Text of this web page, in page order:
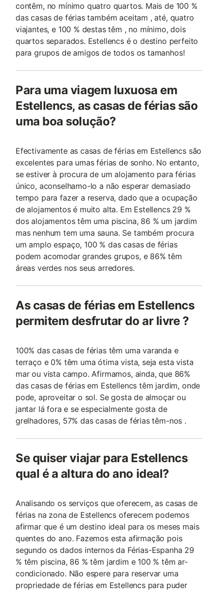
contêm, no mínimo quatro quartos. Mais de 100 %
das casas de férias também aceitam , até, quatro
viajantes, e 100 % destas têm , no mínimo, dois
quartos separados. Estellencs é o destino perfeito
para grupos de amigos de todos os tamanhos!
Para uma viagem luxuosa em
Estellencs, as casas de férias são
uma boa solução?
Efectivamente as casas de férias em Estellencs são
excelentes para umas férias de sonho. No entanto,
se estiver à procura de um alojamento para férias
único, aconselhamo-lo a não esperar demasiado
tempo para fazer a reserva, dado que a ocupação
de alojamentos é muito alta. Em Estellencs 29 %
dos alojamentos têm uma piscina, 86 % um jardim
mas nenhum tem uma sauna. Se também procura
um amplo espaço, 100 % das casas de férias
podem acomodar grandes grupos, e 86% têm
áreas verdes nos seus arredores.
As casas de férias em Estellencs
permitem desfrutar do ar livre ?
100% das casas de férias têm uma varanda e
terraço e 0% têm uma ótima vista, seja esta vista
mar ou vista campo. Afirmamos, ainda, que 86%
das casas de férias em Estellencs têm jardim, onde
pode, aproveitar o sol. Se gosta de almoçar ou
jantar lá fora e se especialmente gosta de
grelhadores, 57% das casas de férias têm-nos .
Se quiser viajar para Estellencs
qual é a altura do ano ideal?
Analisando os serviços que oferecem, as casas de
férias na zona de Estellencs oferecem podemos
afirmar que é um destino ideal para os meses mais
quentes do ano. Fazemos esta afirmação pois
segundo os dados internos da Férias-Espanha 29
% têm piscina, 86 % têm jardim e 100 % têm ar-
condicionado. Não espere para reservar uma
propriedade de férias em Estellencs para puder